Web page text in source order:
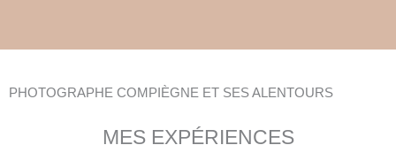
PHOTOGRAPHE COMPIÈGNE ET SES ALENTOURS
MES EXPÉRIENCES